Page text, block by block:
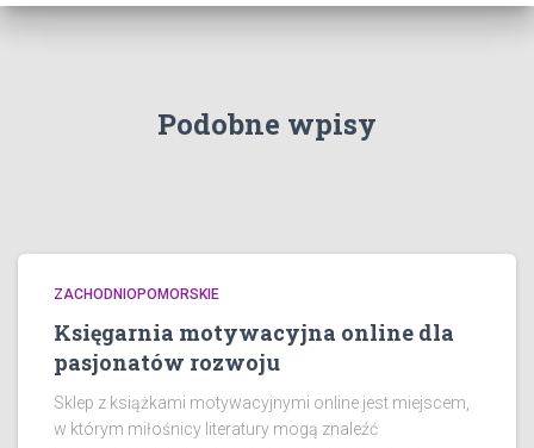
Podobne wpisy
ZACHODNIOPOMORSKIE
Księgarnia motywacyjna online dla
pasjonatów rozwoju
Sklep z książkami motywacyjnymi online jest miejscem,
w którym miłośnicy literatury mogą znaleźć